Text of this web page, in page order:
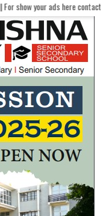
here contact